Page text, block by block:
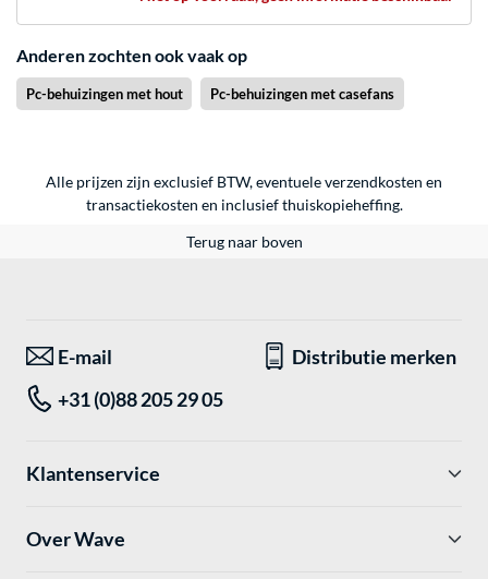
Anderen zochten ook vaak op
Pc-behuizingen met hout Pc-behuizingen met casefans
Alle prijzen zijn exclusief BTW, eventuele verzendkosten en
transactiekosten en inclusief thuiskopieheffing.
Terug naar boven
E-mail
Distributie merken
+31 (0)88 205 29 05
Klantenservice
Over Wave